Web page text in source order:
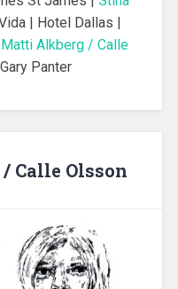
| Hotel Dallas |
Matti Alkberg / Calle
Panter
Calle Olsson